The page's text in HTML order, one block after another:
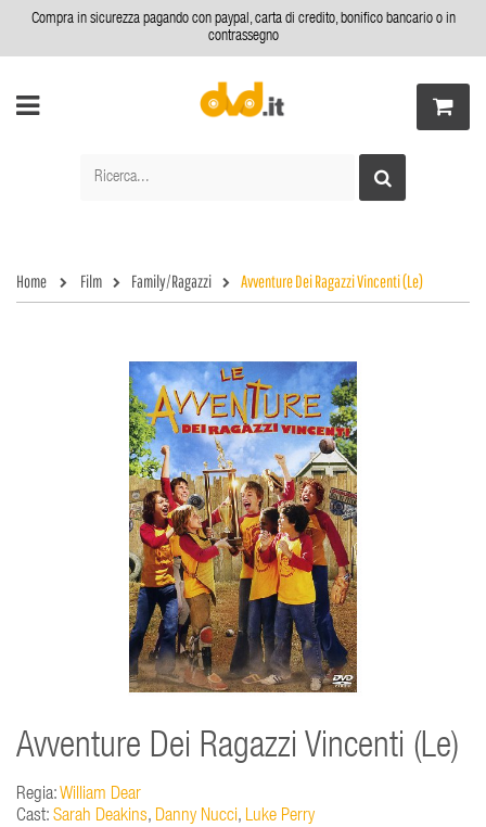
Compra in sicurezza pagando con paypal, carta di credito, bonifico bancario o in
contrassegno
Home Film Family/Ragazzi Avventure Dei Ragazzi Vincenti (Le)
Avventure Dei Ragazzi Vincenti (Le)
Regia:William Dear
Cast: Sarah Deakins, Danny Nucci, Luke Perry